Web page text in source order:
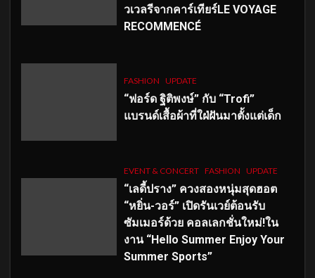
วเวลรีจากคาร์เทียร์LE VOYAGE
RECOMMENCÉ
FASHION UPDATE
“ฟอร์ด ฐิติพงษ์” กับ “Trofi”
แบรนด์เสื้อผ้าที่ใฝ่ฝันมาตั้งแต่เด็ก
EVENT & CONCERT FASHION UPDATE
“เลดี้ปราง” ควงสองหนุ่มสุดฮอต
“หยิ่น-วอร์” เปิดรันเวย์ต้อนรับ
ซัมเมอร์ด้วย คอลเลกชั่นใหม่!ใน
งาน “Hello Summer Enjoy Your
Summer Sports”